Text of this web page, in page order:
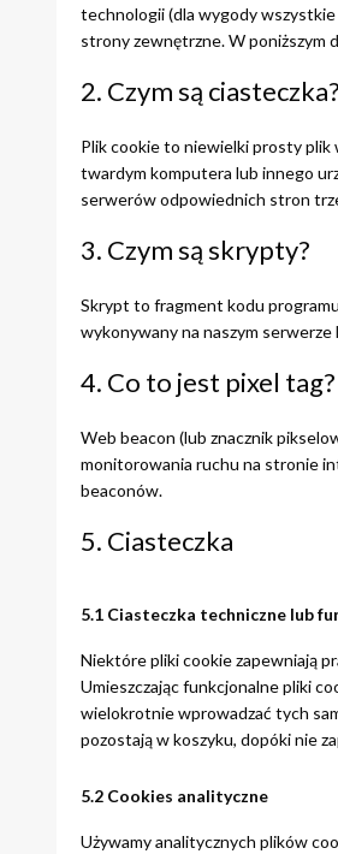
technologii (dla wygody wszystkie
strony zewnętrzne. W poniższym
2. Czym są ciasteczka?
Plik cookie to niewielki prosty plik
twardym komputera lub innego
serwerów odpowiednich stron
3. Czym są skrypty?
Skrypt to fragment kodu
wykonywany na naszym
4. Co to jest pixel tag?
Web beacon (lub znacznik
monitorowania ruchu na stronie
beaconów.
5. Ciasteczka
5.1 Ciasteczka techniczne lub
Niektóre pliki cookie zapewniają
Umieszczając funkcjonalne pliki
wielokrotnie wprowadzać tych
pozostają w koszyku, dopóki nie
5.2 Cookies analityczne
Używamy analitycznych plików